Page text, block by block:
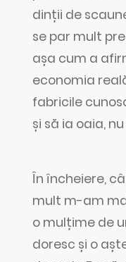
dinții de
se par mult
așa cum a
economia
fabricile
și să ia oaia,
În încheiere,
mult m-am
o mulțime de
doresc și o